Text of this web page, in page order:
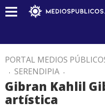
PORTAL MEDIOS
. SERENDIPIA .
Gibran Kahlil
artística